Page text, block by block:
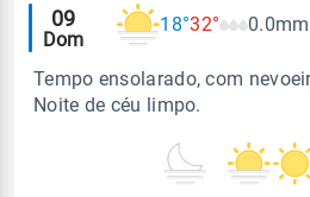
Alertas
meteorológicos
09
Dom
18°32° 0.0mm
Tempo ensolarado, com
Noite de céu limpo.